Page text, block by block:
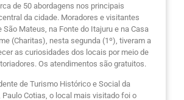
de 50 abordagens nos principais
da cidade. Moradores e visitantes
Mateus, na Fonte do Itajuru e na Casa
(Charitas), nesta segunda (1º), tiveram a
as curiosidades dos locais por meio de
Os atendimentos são gratuitos.
de Turismo Histórico e Social da
Cotias, o local mais visitado foi o